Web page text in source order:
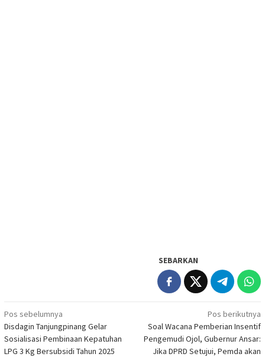
SEBARKAN
Navigasi
pos
Pos sebelumnya
Disdagin Tanjungpinang Gelar
Sosialisasi Pembinaan Kepatuhan
LPG 3 Kg Bersubsidi Tahun 2025
Pos berikutnya
Soal Wacana Pemberian Insentif
Pengemudi Ojol, Gubernur Ansar:
Jika DPRD Setujui, Pemda akan